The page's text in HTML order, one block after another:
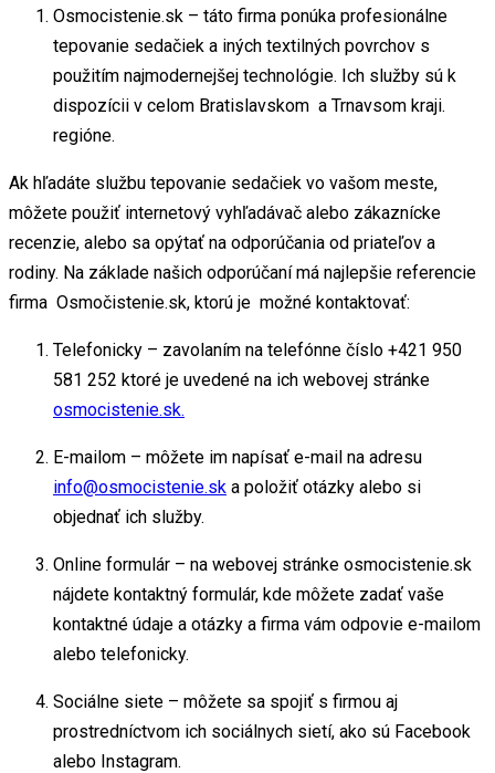
Osmocistenie.sk – táto firma ponúka profesionálne
tepovanie sedačiek a iných textilných povrchov s
použitím najmodernejšej technológie. Ich služby sú k
dispozícii v celom Bratislavskom a Trnavsom kraji.
regióne.
Ak hľadáte službu tepovanie sedačiek vo vašom meste,
môžete použiť internetový vyhľadávač alebo zákaznícke
recenzie, alebo sa opýtať na odporúčania od priateľov a
rodiny. Na základe našich odporúčaní má najlepšie referencie
firma Osmočistenie.sk, ktorú je možné kontaktovať:
Telefonicky – zavolaním na telefónne číslo +421 950
581 252 ktoré je uvedené na ich webovej stránke
osmocistenie.sk.
E-mailom – môžete im napísať e-mail na adresu
info@osmocistenie.sk a položiť otázky alebo si
objednať ich služby.
Online formulár – na webovej stránke osmocistenie.sk
nájdete kontaktný formulár, kde môžete zadať vaše
kontaktné údaje a otázky a firma vám odpovie e-mailom
alebo telefonicky.
Sociálne siete – môžete sa spojiť s firmou aj
prostredníctvom ich sociálnych sietí, ako sú Facebook
alebo Instagram.